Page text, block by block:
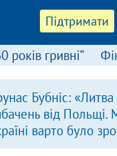
Підтримати
років гривні”
Бубніс:
від Польщі.
варто було